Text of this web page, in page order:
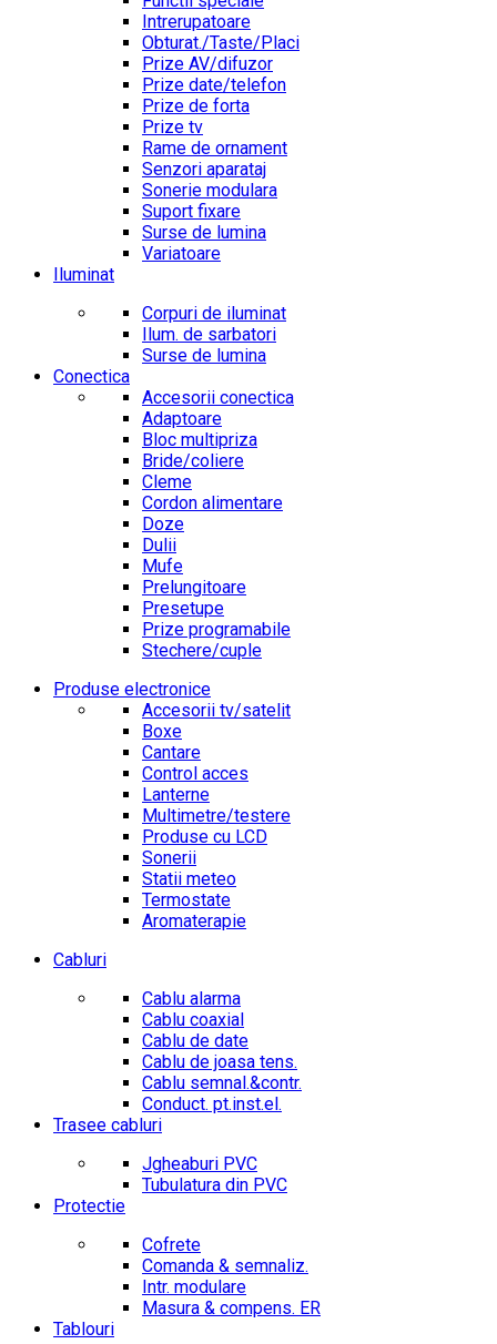
Intrerupatoare
Obturat./Taste/Placi
Prize AV/difuzor
Prize date/telefon
Prize de forta
Prize tv
Rame de ornament
Senzori aparataj
Sonerie modulara
Suport fixare
Surse de lumina
Variatoare
Iluminat
Corpuri de iluminat
Ilum. de sarbatori
Surse de lumina
Conectica
Accesorii conectica
Adaptoare
Bloc multipriza
Bride/coliere
Cleme
Cordon alimentare
Doze
Dulii
Mufe
Prelungitoare
Presetupe
Prize programabile
Stechere/cuple
Produse electronice
Accesorii tv/satelit
Boxe
Cantare
Control acces
Lanterne
Multimetre/testere
Produse cu LCD
Sonerii
Statii meteo
Termostate
Aromaterapie
Cabluri
Cablu alarma
Cablu coaxial
Cablu de date
Cablu de joasa tens.
Cablu semnal.&contr.
Conduct. pt.inst.el.
Trasee cabluri
Jgheaburi PVC
Tubulatura din PVC
Protectie
Cofrete
Comanda & semnaliz.
Intr. modulare
Masura & compens. ER
Tablouri